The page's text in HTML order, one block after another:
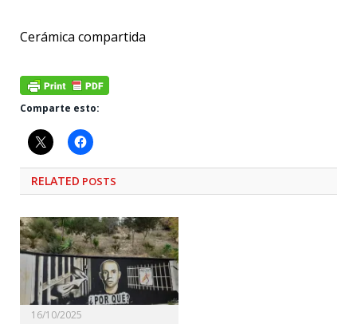
Cerámica compartida
Comparte esto:
RELATED POSTS
16/10/2025